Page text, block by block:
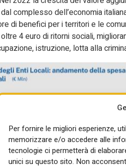
Per fornire le migliori esperienze,
memorizzare e/o accedere alle
tecnologie ci permetterà di
unici su questo sito. Non
complesso dell’economia
di benefici per i territori e le
4 euro di ritorni sociali,
istruzione, lotta alla